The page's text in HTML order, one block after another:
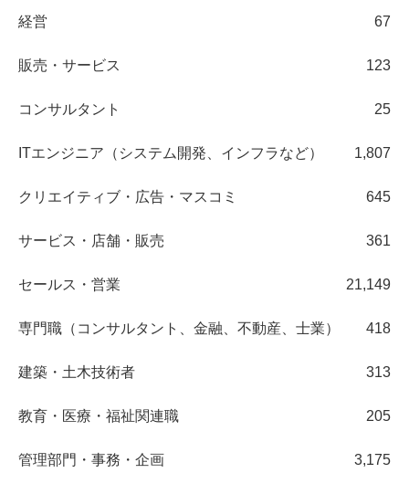
経営 67
販売・サービス 123
コンサルタント 25
ITエンジニア（システム開発、インフラなど） 1,807
クリエイティブ・広告・マスコミ 645
サービス・店舗・販売 361
セールス・営業 21,149
専門職（コンサルタント、金融、不動産、士業） 418
建築・土木技術者 313
教育・医療・福祉関連職 205
管理部門・事務・企画 3,175